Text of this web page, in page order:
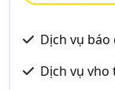
Dịch vụ
Dịch vụ